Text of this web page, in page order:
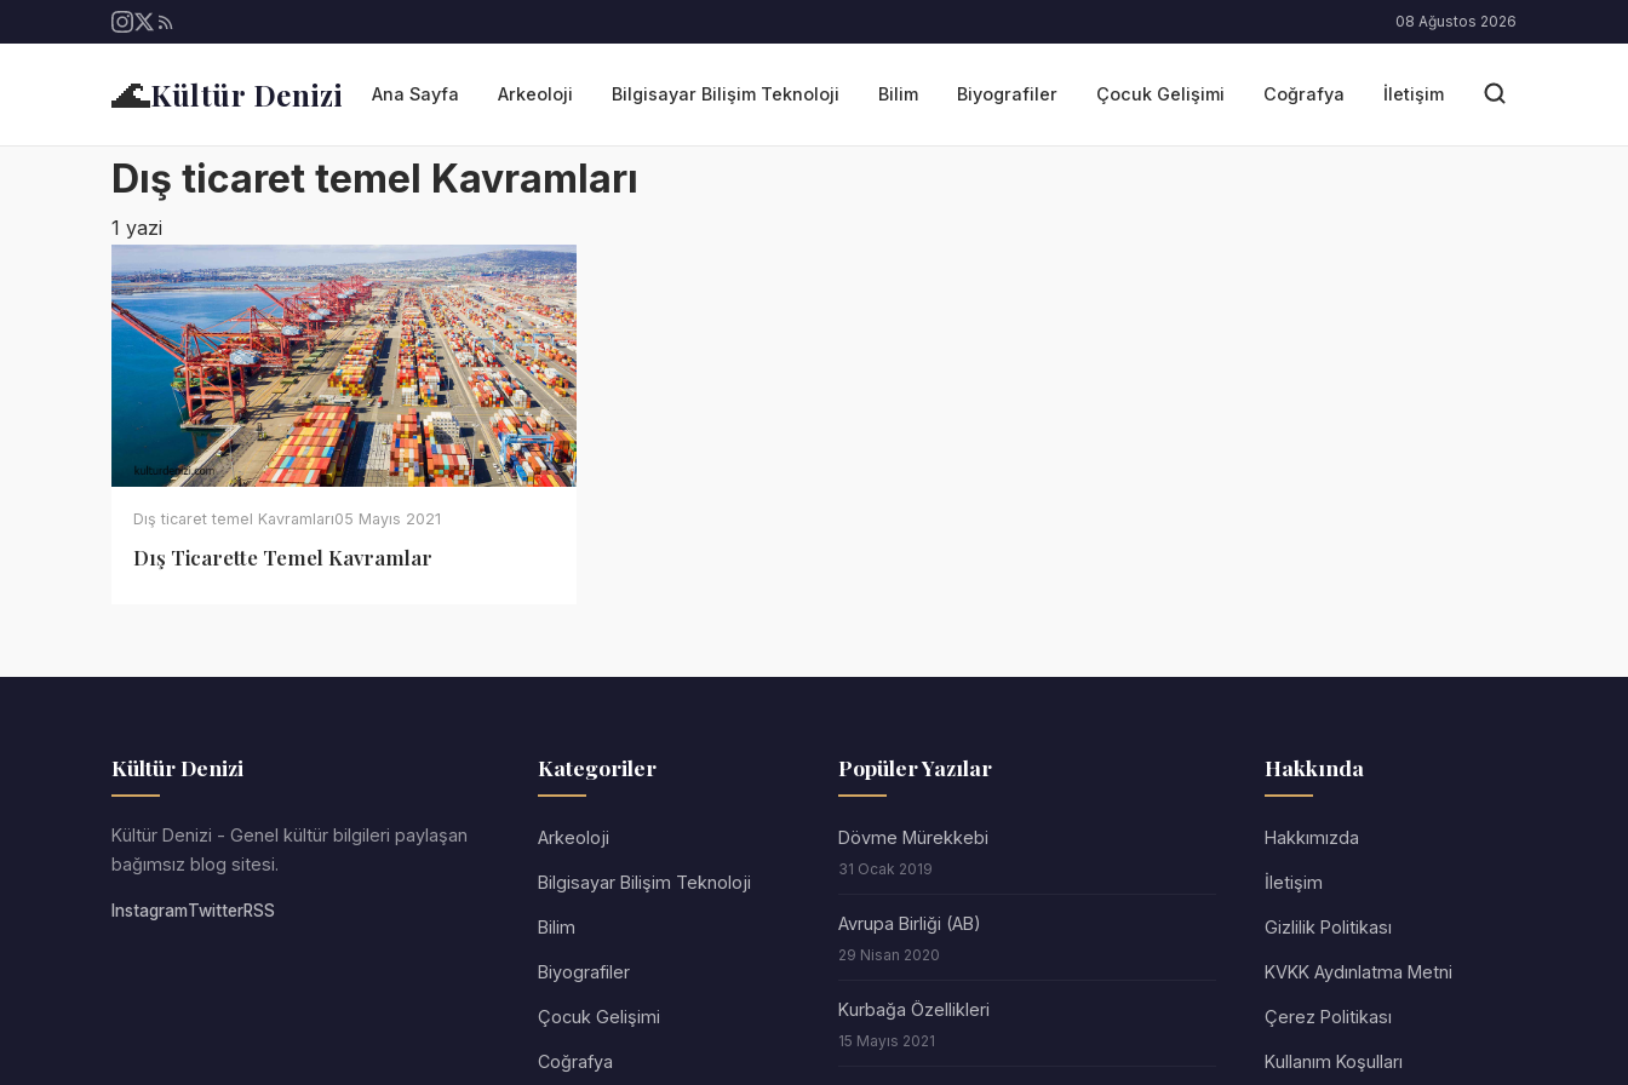
08 Ağustos 2026
🌊Kültür Denizi Ana Sayfa Arkeoloji Bilgisayar Bilişim Teknoloji Bilim Biyografiler Çocuk Gelişimi Coğrafya İletişim
Dış ticaret temel Kavramları
1 yazi
Dış ticaret temel Kavramları05 Mayıs 2021
Dış Ticarette Temel Kavramlar
Kültür Denizi
Kültür Denizi - Genel kültür bilgileri paylaşan
bağımsız blog sitesi.
InstagramTwitterRSS
Kategoriler
Arkeoloji
Bilgisayar Bilişim Teknoloji
Bilim
Biyografiler
Çocuk Gelişimi
Coğrafya
Popüler Yazılar
Dövme Mürekkebi
31 Ocak 2019
Avrupa Birliği (AB)
29 Nisan 2020
Kurbağa Özellikleri
15 Mayıs 2021
Hakkında
Hakkımızda
İletişim
Gizlilik Politikası
KVKK Aydınlatma Metni
Çerez Politikası
Kullanım Koşulları